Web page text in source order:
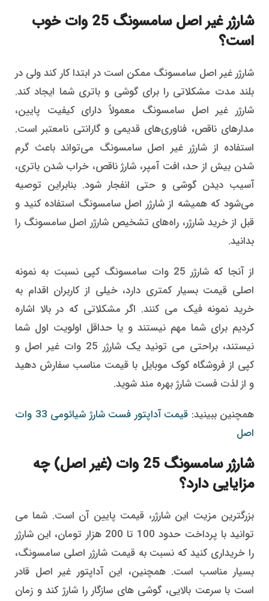
شارژر غیر اصل سامسونگ 25 وات خوب
است؟
شارژر غیر اصل سامسونگ ممکن است در ابتدا کار کند ولی در
بلند مدت مشکلاتی را برای گوشی و باتری شما ایجاد کند.
شارژر غیر اصل سامسونگ معمولاً دارای کیفیت پایین،
مدارهای ناقص، فناوری‌های قدیمی و گارانتی نامعتبر است.
استفاده از شارژر غیر اصل سامسونگ می‌تواند باعث گرم
شدن بیش از حد، افت آمپر، شارژ ناقص، خراب شدن باتری،
آسیب دیدن گوشی و حتی انفجار شود. بنابراین توصیه
می‌شود که همیشه از شارژر اصل سامسونگ استفاده کنید و
قبل از خرید شارژر، راه‌های تشخیص شارژر اصل سامسونگ را
بدانید.
از آنجا که شارژر 25 وات سامسونگ کپی نسبت به نمونه
اصلی قیمت بسیار کمتری دارد، خیلی از کاربران اقدام به
خرید نمونه فیک می کنند. اگر مشکلاتی که در بالا اشاره
کردیم برای شما مهم نیستند و یا حداقل اولویت اول شما
نیستند، براحتی می تونید یک شارژر 25 وات غیر اصل و
کپی از فروشگاه کوک موبایل با قیمت مناسب سفارش دهید
و از لذت فست شارژ بهره مند شوید.
همچنین ببینید:
قیمت آداپتور فست شارژ شیائومی 33 وات
اصل
شارژر سامسونگ 25 وات (غیر اصل) چه
مزایایی دارد؟
بزرگترین مزیت این شارژر، قیمت پایین آن است. شما می
توانید با پرداخت حدود 100 تا 200 هزار تومان، این شارژر
را خریداری کنید که نسبت به قیمت شارژر اصلی سامسونگ،
بسیار مناسب است. همچنین، این آداپتور غیر اصل قادر
است با سرعت بالایی، گوشی های سازگار را شارژ کند و زمان